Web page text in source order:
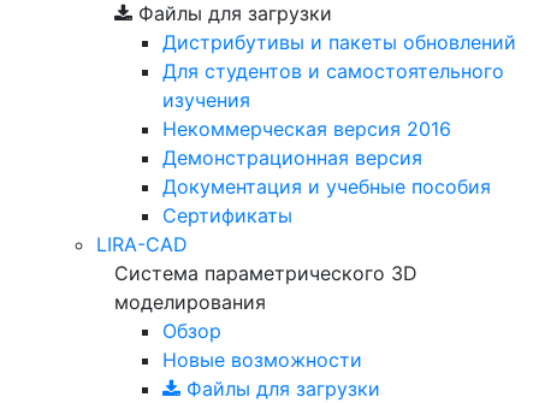
Файлы для загрузки
Дистрибутивы и пакеты обновлений
Для студентов и самостоятельного
изучения
Некоммерческая версия 2016
Демонстрационная версия
Документация и учебные пособия
Сертификаты
LIRA-CAD
Система параметрического 3D
моделирования
Обзор
Новые возможности
Файлы для загрузки